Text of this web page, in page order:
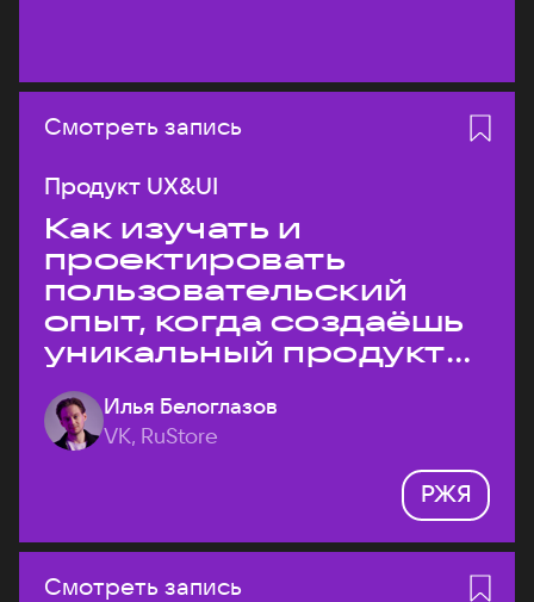
Смотреть запись
Продукт UX&UI
Как изучать и
проектировать
пользовательский
опыт, когда создаёшь
уникальный продукт
на рынке?
Илья Белоглазов
VK, RuStore
РЖЯ
Смотреть запись